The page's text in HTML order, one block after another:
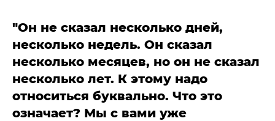
"Он не сказал несколько дней,
несколько недель. Он сказал
несколько месяцев, но он не сказал
несколько лет. К этому надо
относиться буквально. Что это
означает? Мы с вами уже